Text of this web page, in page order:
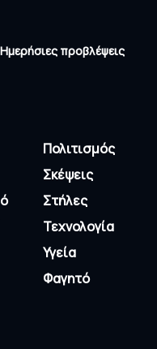
προβλέψεις
Πολιτισμός
Σκέψεις
Στήλες
Τεχνολογία
Υγεία
Φαγητό